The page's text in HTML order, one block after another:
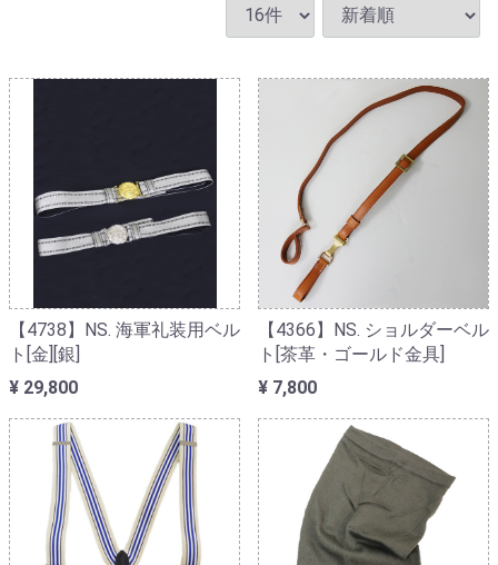
【4738】NS. 海軍礼装用ベル
ト[金][銀]
¥ 29,800
【4366】NS. ショルダーベル
ト[茶革・ゴールド金具]
¥ 7,800